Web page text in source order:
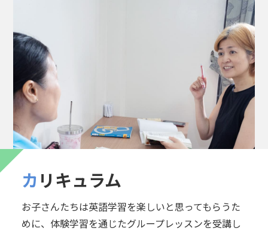
カリキュラム
お子さんたちは英語学習を楽しいと思ってもらうた
めに、体験学習を通じたグループレッスンを受講し